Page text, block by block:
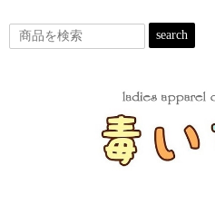
search